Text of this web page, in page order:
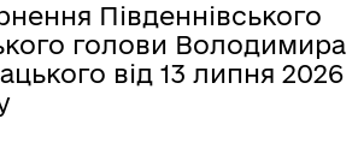
Південнівського
голови Володимира
від 13 липня 2026